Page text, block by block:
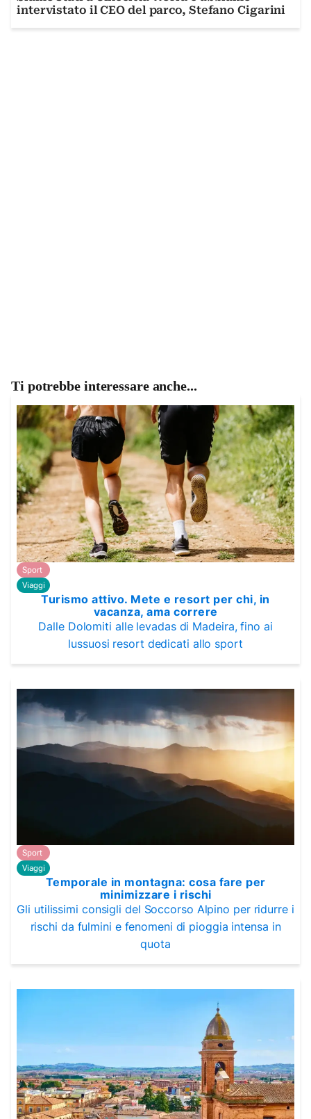
intervistato il CEO del parco, Stefano Cigarini
Ti potrebbe interessare anche...
Sport
Viaggi
Turismo attivo. Mete e resort per chi, in
vacanza, ama correre
Dalle Dolomiti alle levadas di Madeira, fino ai
lussuosi resort dedicati allo sport
Sport
Viaggi
Temporale in montagna: cosa fare per
minimizzare i rischi
Gli utilissimi consigli del Soccorso Alpino per ridurre i
rischi da fulmini e fenomeni di pioggia intensa in
quota